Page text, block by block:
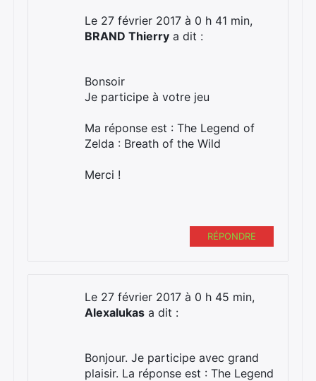
Le 27 février 2017 à 0 h 41 min,
BRAND Thierry a dit :
Bonsoir
Je participe à votre jeu
Ma réponse est : The Legend of
Zelda : Breath of the Wild
Merci !
RÉPONDRE
Le 27 février 2017 à 0 h 45 min,
Alexalukas a dit :
Bonjour. Je participe avec grand
plaisir. La réponse est : The Legend